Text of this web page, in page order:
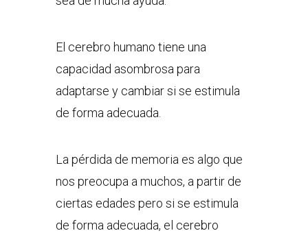
El cerebro humano tiene una
capacidad asombrosa para
adaptarse y cambiar si se estimula
de forma adecuada.
La pérdida de memoria es algo que
nos preocupa a muchos, a partir de
ciertas edades pero si se estimula
de forma adecuada, el cerebro